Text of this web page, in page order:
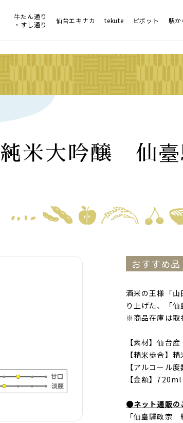
牛たん通り
・すし通り
仙台エキナカ tekute ピボット 駅
純米大吟醸 仙臺
おすすめ品
酒米の王様「山
り上げた、「仙
※商品在庫は取
【素材】仙台
【精米歩合】
【アルコール
【金額】720ml
●ネット通販
「仙臺驛政宗